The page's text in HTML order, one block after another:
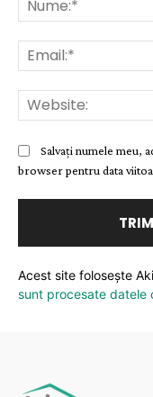
Salvați numele meu,
browser pentru data
Acest site folosește
sunt procesate datele